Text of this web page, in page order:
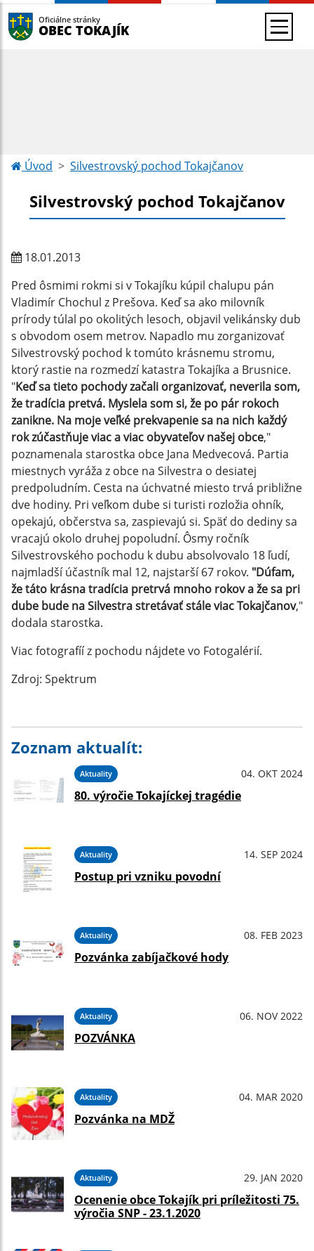
Oficiálne stránky
OBEC TOKAJÍK
Úvod Silvestrovský pochod Tokajčanov
Silvestrovský pochod Tokajčanov
18.01.2013
Pred ôsmimi rokmi si v Tokajíku kúpil chalupu pán
Vladimír Chochul z Prešova. Keď sa ako milovník
prírody túlal po okolitých lesoch, objavil velikánsky dub
s obvodom osem metrov. Napadlo mu zorganizovať
Silvestrovský pochod k tomúto krásnemu stromu,
ktorý rastie na rozmedzí katastra Tokajíka a Brusnice.
"Keď sa tieto pochody začali organizovať, neverila som,
že tradícia pretvá. Myslela som si, že po pár rokoch
zanikne. Na moje veľké prekvapenie sa na nich každý
rok zúčastňuje viac a viac obyvateľov našej obce,"
poznamenala starostka obce Jana Medvecová. Partia
miestnych vyráža z obce na Silvestra o desiatej
predpoludním. Cesta na úchvatné miesto trvá približne
dve hodiny. Pri veľkom dube si turisti rozložia ohník,
opekajú, občerstva sa, zaspievajú si. Späť do dediny sa
vracajú okolo druhej popoludní. Ôsmy ročník
Silvestrovského pochodu k dubu absolvovalo 18 ľudí,
najmladší účastník mal 12, najstarší 67 rokov. "Dúfam,
že táto krásna tradícia pretrvá mnoho rokov a že sa pri
dube bude na Silvestra stretávaťstále viac Tokajčanov,"
dodala starostka.
Viac fotografíí z pochodu nájdete vo Fotogalérií.
Zdroj: Spektrum
Zoznam aktualít:
Aktuality 04. OKT 2024
80. výročie Tokajíckej tragédie
Aktuality 14. SEP 2024
Postup pri vzniku povodní
Aktuality 08. FEB 2023
Pozvánka zabíjačkové hody
Aktuality 06. NOV 2022
POZVÁNKA
Aktuality 04. MAR 2020
Pozvánka na MDŽ
Aktuality 29. JAN 2020
Ocenenie obce Tokajík pri príležitosti 75.
výročia SNP - 23.1.2020